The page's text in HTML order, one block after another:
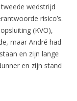
wedstrijd
risico’s.
(KVO),
maar André had
en zijn lange
en zijn stand